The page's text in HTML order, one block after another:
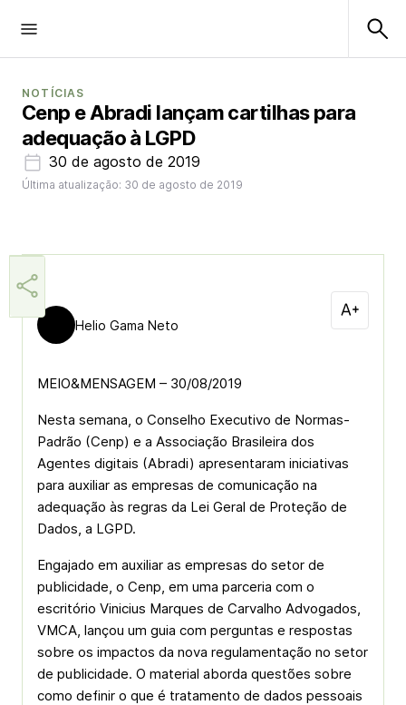
NOTÍCIAS
Cenp e Abradi lançam cartilhas para
adequação à LGPD
30 de agosto de 2019
Última atualização: 30 de agosto de 2019
Helio Gama Neto
MEIO&MENSAGEM – 30/08/2019
Nesta semana, o Conselho Executivo de Normas-
Padrão (Cenp) e a Associação Brasileira dos
Agentes digitais (Abradi) apresentaram iniciativas
para auxiliar as empresas de comunicação na
adequação às regras da Lei Geral de Proteção de
Dados, a LGPD.
Engajado em auxiliar as empresas do setor de
publicidade, o Cenp, em uma parceria com o
escritório Vinicius Marques de Carvalho Advogados,
VMCA, lançou um guia com perguntas e respostas
sobre os impactos da nova regulamentação no setor
de publicidade. O material aborda questões sobre
como definir o que é tratamento de dados pessoais